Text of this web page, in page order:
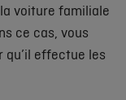
la voiture familiale
ce cas, vous
qu’il effectue les